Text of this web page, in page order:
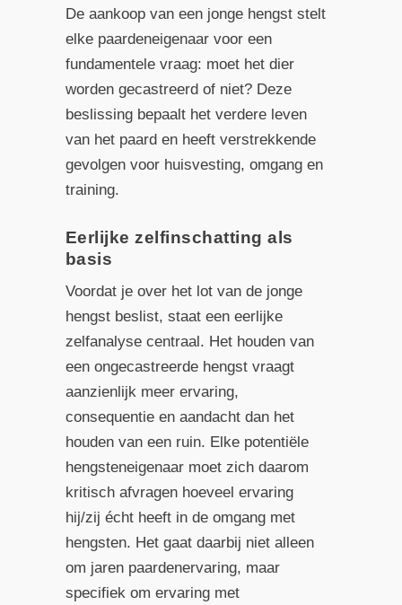
De aankoop van een jonge hengst stelt
elke paardeneigenaar voor een
fundamentele vraag: moet het dier
worden gecastreerd of niet? Deze
beslissing bepaalt het verdere leven
van het paard en heeft verstrekkende
gevolgen voor huisvesting, omgang en
training.
Eerlijke zelfinschatting als
basis
Voordat je over het lot van de jonge
hengst beslist, staat een eerlijke
zelfanalyse centraal. Het houden van
een ongecastreerde hengst vraagt
aanzienlijk meer ervaring,
consequentie en aandacht dan het
houden van een ruin. Elke potentiële
hengsteneigenaar moet zich daarom
kritisch afvragen hoeveel ervaring
hij/zij écht heeft in de omgang met
hengsten. Het gaat daarbij niet alleen
om jaren paardenervaring, maar
specifiek om ervaring met